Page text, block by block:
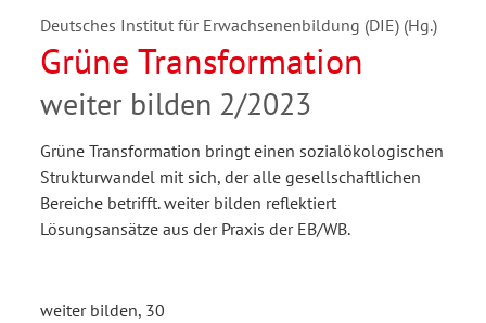
Deutsches Institut für Erwachsenenbildung (DIE) (Hg.)
Grüne Transformation
weiter bilden 2/2023
Grüne Transformation bringt einen sozialökologischen
Strukturwandel mit sich, der alle gesellschaftlichen
Bereiche betrifft. weiter bilden reflektiert
Lösungsansätze aus der Praxis der EB/WB.
weiter bilden, 30